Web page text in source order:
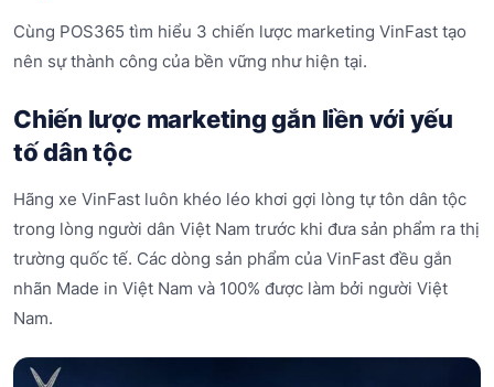
Cùng POS365 tìm hiểu 3 chiến lược marketing VinFast tạo
nên sự thành công của bền vững như hiện tại.
Chiến lược marketing gắn liền với yếu
tố dân tộc
Hãng xe VinFast luôn khéo léo khơi gợi lòng tự tôn dân tộc
trong lòng người dân Việt Nam trước khi đưa sản phẩm ra thị
trường quốc tế. Các dòng sản phẩm của VinFast đều gắn
nhãn Made in Việt Nam và 100% được làm bởi người Việt
Nam.